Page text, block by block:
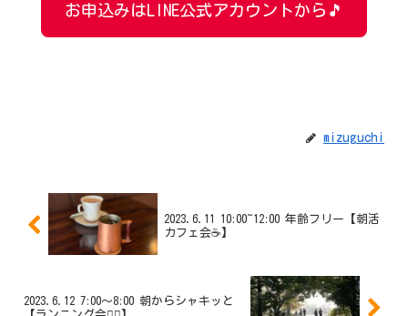
お申込みはLINE公式アカウントから🎵
mizuguchi
2023.6.11 10:00~12:00 年齢フリー【朝活
カフェ会☕】
2023.6.12 7:00～8:00 朝からシャキッと